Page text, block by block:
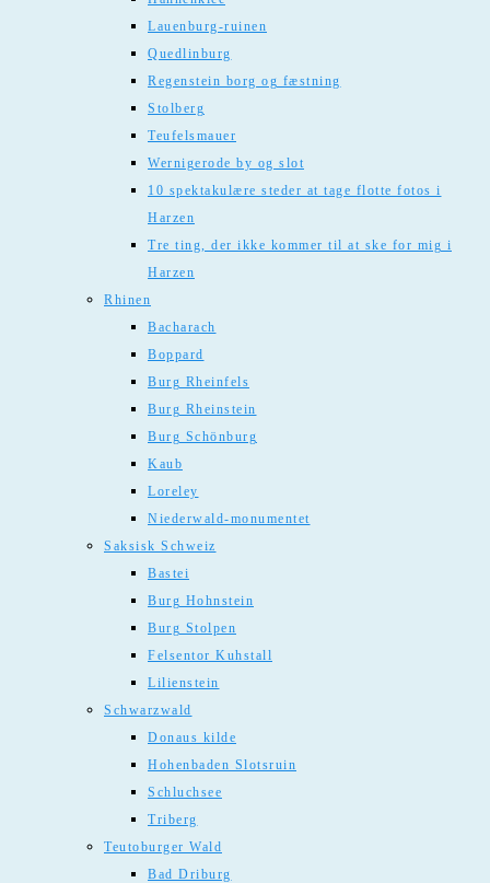
Lauenburg-ruinen
Quedlinburg
Regenstein borg og fæstning
Stolberg
Teufelsmauer
Wernigerode by og slot
10 spektakulære steder at tage flotte fotos i
Harzen
Tre ting, der ikke kommer til at ske for mig i
Harzen
Rhinen
Bacharach
Boppard
Burg Rheinfels
Burg Rheinstein
Burg Schönburg
Kaub
Loreley
Niederwald-monumentet
Saksisk Schweiz
Bastei
Burg Hohnstein
Burg Stolpen
Felsentor Kuhstall
Lilienstein
Schwarzwald
Donaus kilde
Hohenbaden Slotsruin
Schluchsee
Triberg
Teutoburger Wald
Bad Driburg